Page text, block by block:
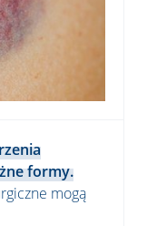
formy.
mogą